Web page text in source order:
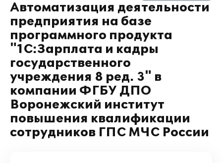
Автоматизация деятельности
предприятия на базе
программного продукта
"1С:Зарплата и кадры
государственного
учреждения 8 ред. 3" в
компании ФГБУ ДПО
Воронежский институт
повышения квалификации
сотрудников ГПС МЧС России